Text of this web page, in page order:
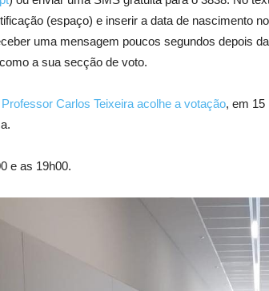
(espaço) e inserir a data de nascimento
uma mensagem poucos segundos depois
a sua secção de voto.
Carlos Teixeira acolhe a votação, em 15
e as 19h00.